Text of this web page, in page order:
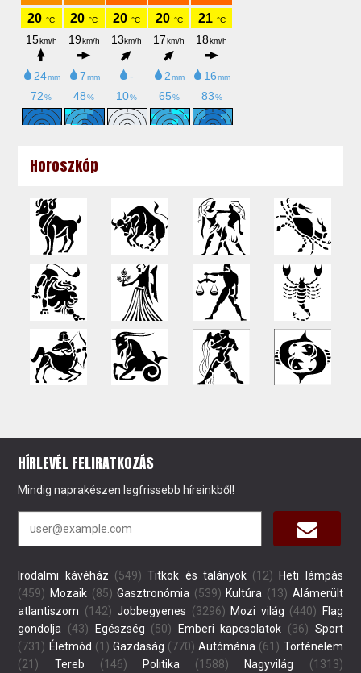
Horoszkóp
HÍRLEVÉL FELIRATKOZÁS
Mindig naprakészen legfrissebb híreinkből!
Irodalmi kávéház (549) Titkok és talányok(12)
Heti lámpás
(459) Mozaik (85) Gasztronómia (539) Kultúra (13) Alámerült
atlantiszom (142) Jobbegyenes (3296) Mozi világ (440)
Flag
gondolja (43) Egészség (50) Emberi kapcsolatok (36) Sport
(731) Életmód (1) Gazdaság (770) Autómánia (61) Történelem
(21)
Tereb (146) Politika (1588) Nagyvilág (1313)